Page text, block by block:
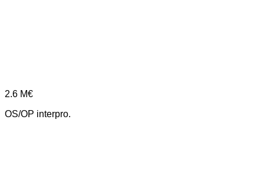
2.6 M€
OS/OP interpro.